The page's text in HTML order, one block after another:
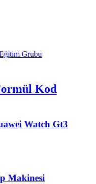
Kod
Watch Gt3
Makinesi